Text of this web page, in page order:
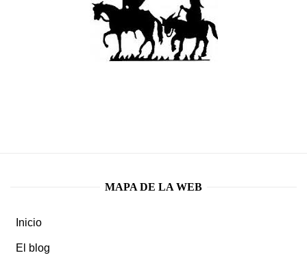
MAPA DE LA WEB
Inicio
El blog